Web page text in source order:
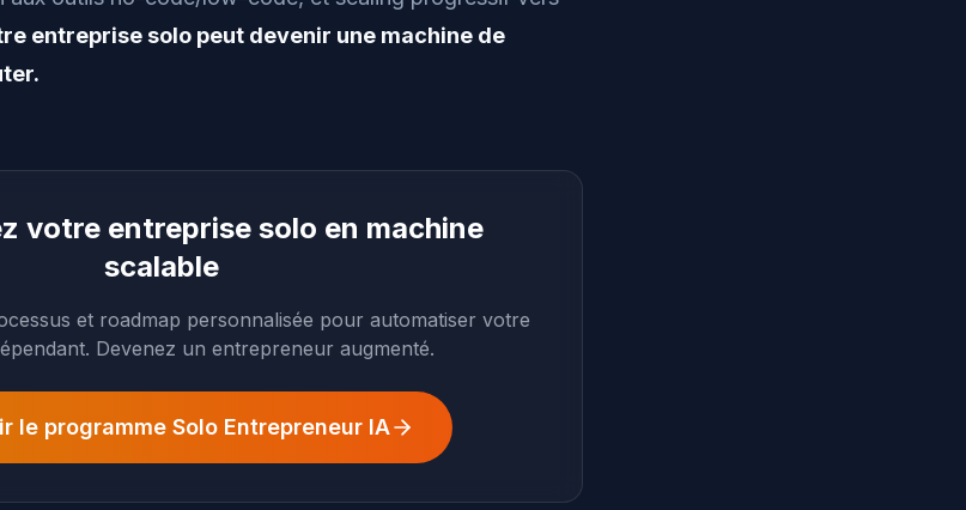
entreprise solo peut devenir une machine de
votre entreprise solo en machine
scalable
et roadmap personnalisée pour automatiser votre
Devenez un entrepreneur augmenté.
le programme Solo Entrepreneur IA